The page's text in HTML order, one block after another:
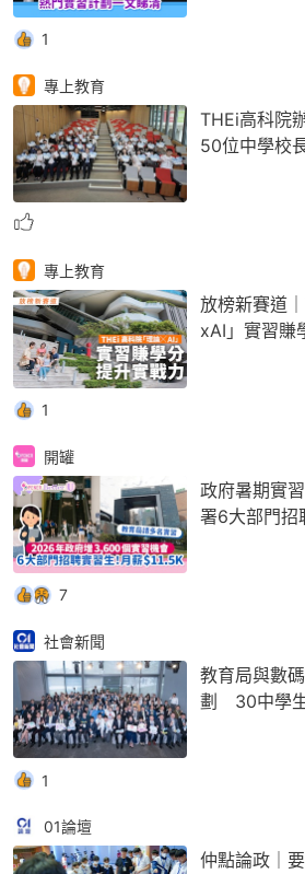
1
專上教育
THEi高科院
50位中學校
專上教育
放榜新賽道
xAI」實習賺
1
開罐
政府暑期實
署6大部門招
7
社會新聞
教育局與數
劃 30中學
1
01論壇
仲點論政｜